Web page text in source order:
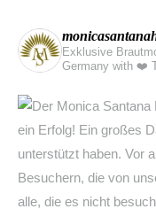
Exklusive
Germany with ❤️